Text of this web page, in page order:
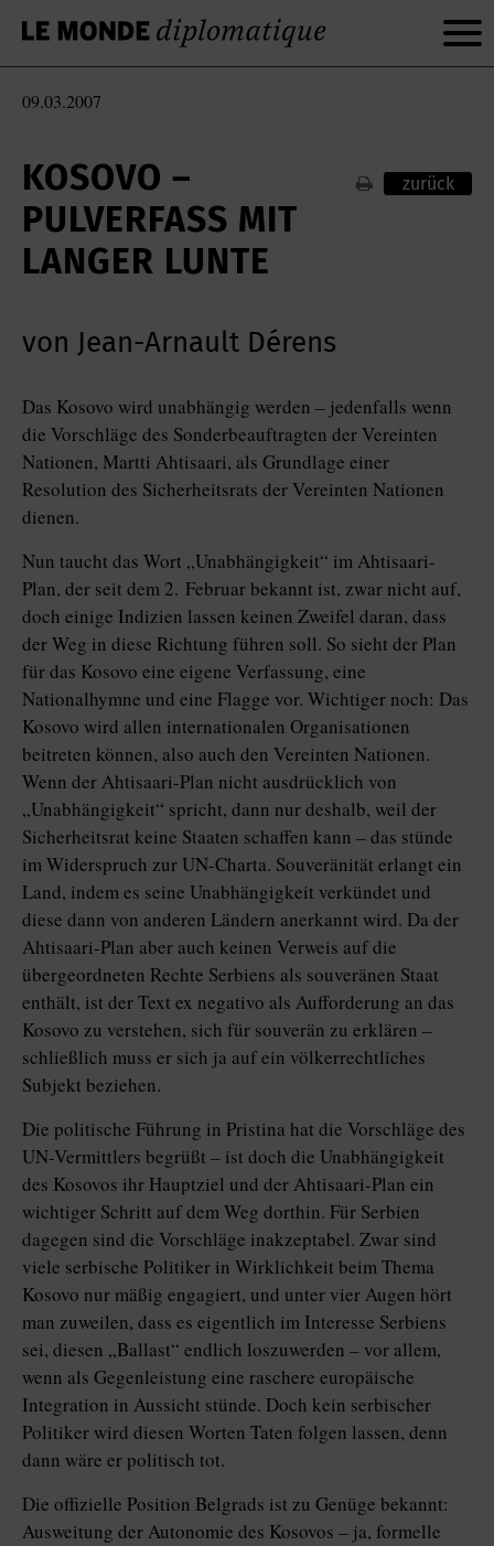
09.03.2007
KOSOVO –
PULVERFASS MIT
LANGER LUNTE
zurück
von Jean-Arnault Dérens
Das Kosovo wird unabhängig werden – jedenfalls wenn
die Vorschläge des Sonderbeauftragten der Vereinten
Nationen, Martti Ahtisaari, als Grundlage einer
Resolution des Sicherheitsrats der Vereinten Nationen
dienen.
Nun taucht das Wort „Unabhängigkeit“ im Ahtisaari-
Plan, der seit dem 2. Februar bekannt ist, zwar nicht auf,
doch einige Indizien lassen keinen Zweifel daran, dass
der Weg in diese Richtung führen soll. So sieht der Plan
für das Kosovo eine eigene Verfassung, eine
Nationalhymne und eine Flagge vor. Wichtiger noch: Das
Kosovo wird allen internationalen Organisationen
beitreten können, also auch den Vereinten Nationen.
Wenn der Ahtisaari-Plan nicht ausdrücklich von
„Unabhängigkeit“ spricht, dann nur deshalb, weil der
Sicherheitsrat keine Staaten schaffen kann – das stünde
im Widerspruch zur UN-Charta. Souveränität erlangt ein
Land, indem es seine Unabhängigkeit verkündet und
diese dann von anderen Ländern anerkannt wird. Da der
Ahtisaari-Plan aber auch keinen Verweis auf die
übergeordneten Rechte Serbiens als souveränen Staat
enthält, ist der Text ex negativo als Aufforderung an das
Kosovo zu verstehen, sich für souverän zu erklären –
schließlich muss er sich ja auf ein völkerrechtliches
Subjekt beziehen.
Die politische Führung in Pristina hat die Vorschläge des
UN-Vermittlers begrüßt – ist doch die Unabhängigkeit
des Kosovos ihr Hauptziel und der Ahtisaari-Plan ein
wichtiger Schritt auf dem Weg dorthin. Für Serbien
dagegen sind die Vorschläge inakzeptabel. Zwar sind
viele serbische Politiker in Wirklichkeit beim Thema
Kosovo nur mäßig engagiert, und unter vier Augen hört
man zuweilen, dass es eigentlich im Interesse Serbiens
sei, diesen „Ballast“ endlich loszuwerden – vor allem,
wenn als Gegenleistung eine raschere europäische
Integration in Aussicht stünde. Doch kein serbischer
Politiker wird diesen Worten Taten folgen lassen, denn
dann wäre er politisch tot.
Die offizielle Position Belgrads ist zu Genüge bekannt:
Ausweitung der Autonomie des Kosovos – ja, formelle